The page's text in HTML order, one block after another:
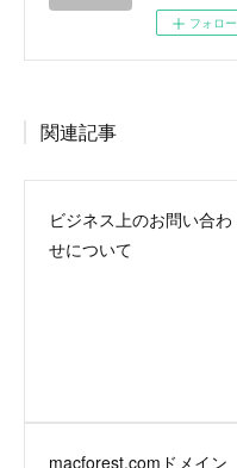
フォロー
関連記事
ビジネス上のお問い合わ
せについて
macforest.comドメイン